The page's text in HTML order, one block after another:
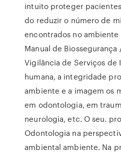
intuito proteger
do reduzir o número de
encontrados no
Manual de
Vigilância de Serviços de
humana, a integridade
ambiente e a imagem os
em odontologia, em
neurologia, etc. O seu.
Odontologia na
ambiental ambiente. Na